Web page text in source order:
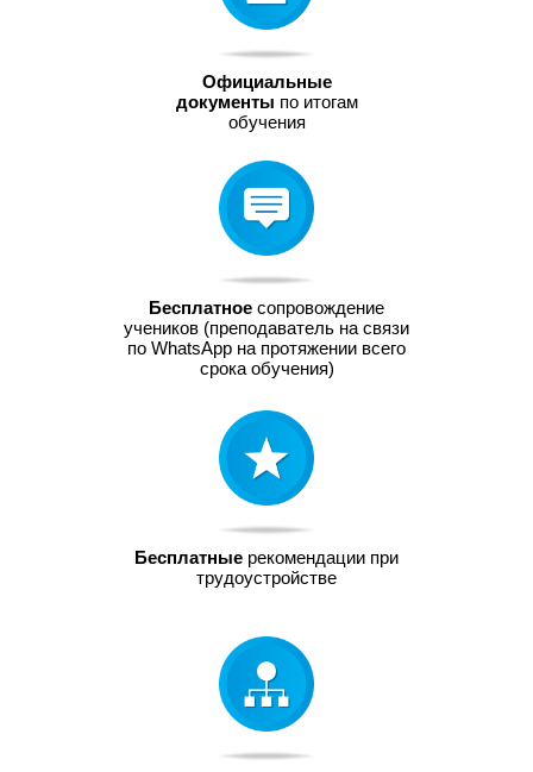
Официальные
документы по итогам
обучения
Бесплатное сопровождение
учеников (преподаватель на связи
по WhatsApp на протяжении всего
срока обучения)
Бесплатные рекомендации при
трудоустройстве